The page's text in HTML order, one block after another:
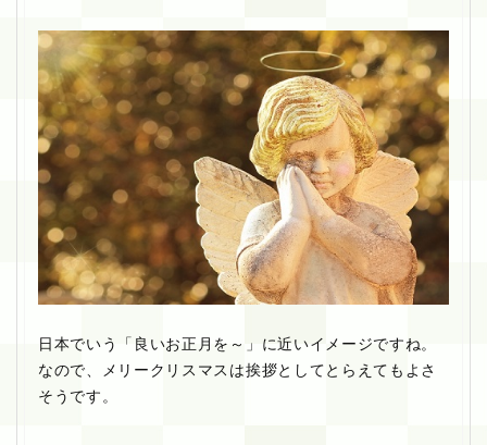
日本でいう「良いお正月を～」に近いイメージですね。
なので、メリークリスマスは挨拶としてとらえてもよさ
そうです。